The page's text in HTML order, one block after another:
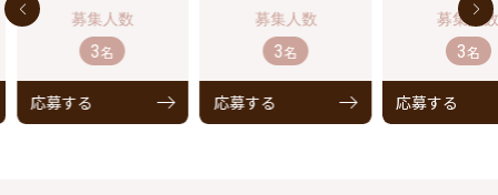
3名
応募する
3名
応募する
3名
応募する